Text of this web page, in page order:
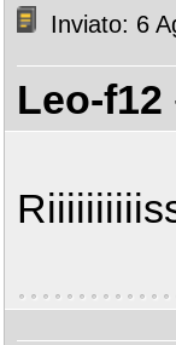
Inviato: 6
Leo-f12